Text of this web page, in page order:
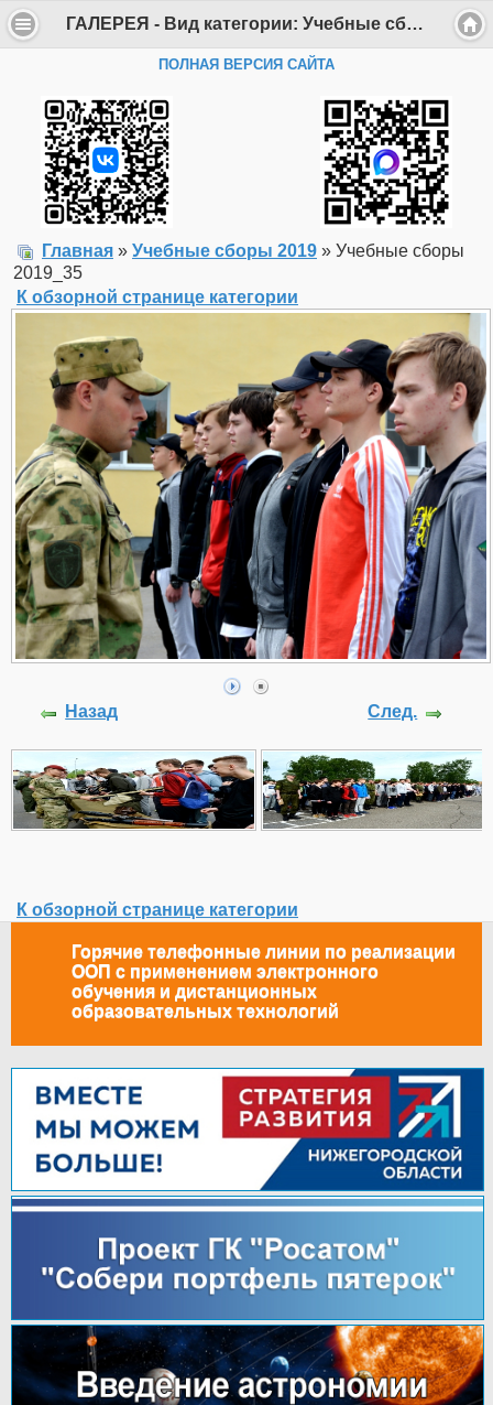
ГАЛЕРЕЯ - Вид категории: Учебные сборы 2019 - Фото: Учебные сборы 2019_35 - Департамент образования Администрации г. Саров
ПОЛНАЯ ВЕРСИЯ САЙТА
Главная » Учебные сборы 2019 » Учебные сборы
2019_35
К обзорной странице категории
Назад След.
К обзорной странице категории
Горячие телефонные линии по реализации
ООП с применением электронного
обучения и дистанционных
образовательных технологий